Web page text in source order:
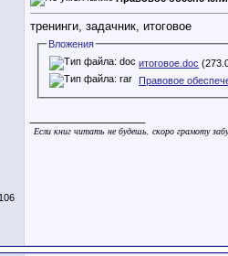
тренинги, задачник, итоговое
Вложения
итоговое.doc
Правовое
Если книг читать не будешь, скоро грамоту